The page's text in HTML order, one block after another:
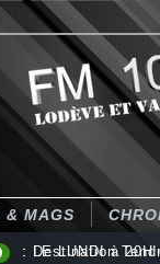
& MAGS
: Destination